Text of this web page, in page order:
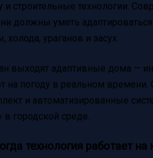
и строительные технологии.
должны уметь
ураганов и засух.
выходят адаптивные дома —
на погоду в реальном времени.
и автоматизированные
городской среде.
технология работает на